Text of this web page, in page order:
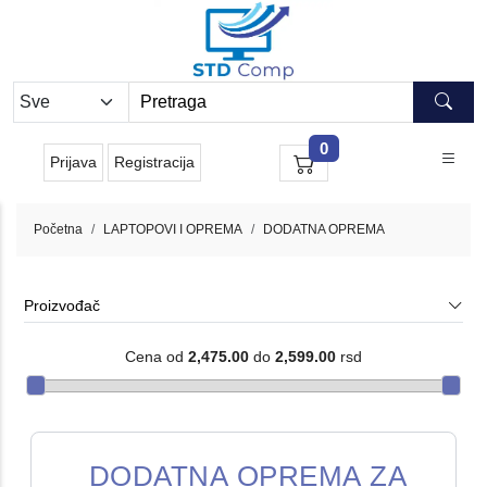
Prijava Registracija
0
Početna LAPTOPOVI I OPREMA DODATNA OPREMA
Proizvođač
Cena od 2,475.00 do 2,599.00 rsd
DODATNA OPREMA ZA